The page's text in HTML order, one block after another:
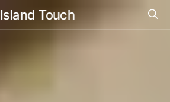
Island Touch